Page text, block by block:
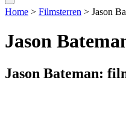
Home > Filmsterren > Jason
Jason
Jason Bateman: